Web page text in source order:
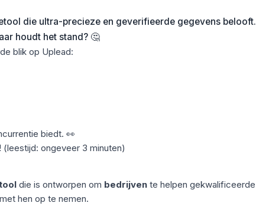
die ultra-precieze en geverifieerde gegevens belooft.
houdt het stand? 🤔
blik op Uplead:
biedt. 👀
(leestijd: ongeveer 3 minuten)
die is ontworpen om bedrijvente helpen gekwalificeerde
hen op te nemen.